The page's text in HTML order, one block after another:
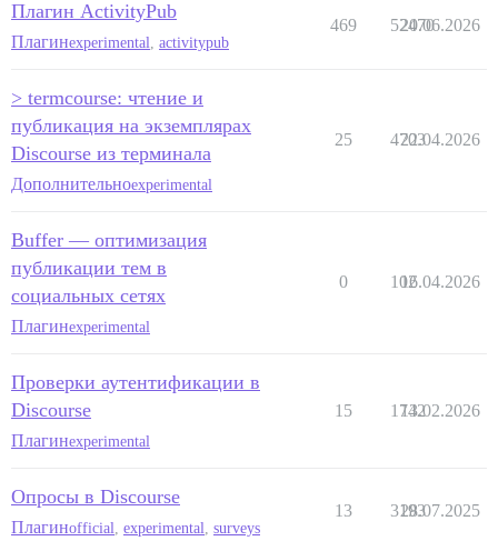
Плагин ActivityPub
Плагинexperimental activitypub
469 52470
20.06.2026
> termcourse: чтение и
публикация на экземплярах
Discourse из терминала
Дополнительноexperimental
25 4703
22.04.2026
Buffer — оптимизация
публикации тем в
социальных сетях
Плагинexperimental
0 102
16.04.2026
Проверки аутентификации в
Discourse
Плагинexperimental
15 1742
13.02.2026
Опросы в Discourse
Плагинofficial experimental surveys
13 3193
28.07.2025